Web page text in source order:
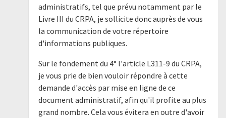
administratifs, tel que prévu notamment par le
Livre III du CRPA, je sollicite donc auprès de vous
la communication de votre répertoire
d'informations publiques.
Sur le fondement du 4° l'article L311-9 du CRPA,
je vous prie de bien vouloir répondre à cette
demande d'accès par mise en ligne de ce
document administratif, afin qu'il profite au plus
grand nombre. Cela vous évitera en outre d'avoir